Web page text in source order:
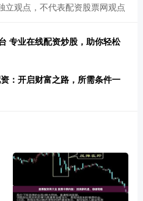
立观点，不代表配资股票网观点
专业在线配资炒股，助你轻松
：开启财富之路，所需条件一